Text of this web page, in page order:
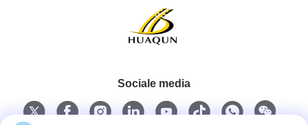
Sociale media